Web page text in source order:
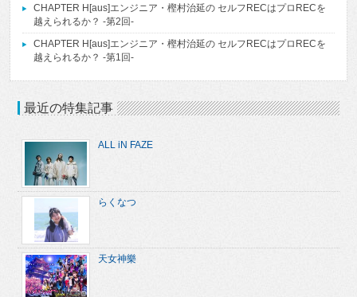
CHAPTER H[aus]エンジニア・樫村治延の セルフRECはプロRECを
越えられるか？ -第2回-
CHAPTER H[aus]エンジニア・樫村治延の セルフRECはプロRECを
越えられるか？ -第1回-
最近の特集記事
ALL iN FAZE
らくなつ
天女神樂